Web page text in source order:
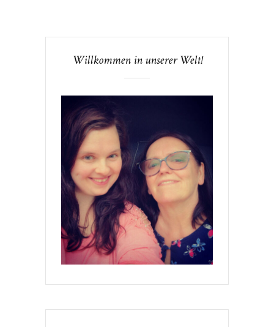
Willkommen in unserer Welt!